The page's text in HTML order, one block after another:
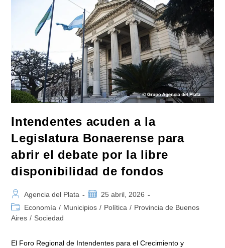
Sobre
Las
Espaldas
De
Los
Gobiernos
Provinciales
Municipales»
Intendentes acuden a la
Legislatura Bonaerense para
abrir el debate por la libre
disponibilidad de fondos
Autor
de
la
Agencia del Plata
Publicación
de
25 abril, 2026
Categoría
de
Economía / Municipios / Política / Provincia de Buenos
Aires / Sociedad
El Foro Regional de Intendentes para el Crecimiento y